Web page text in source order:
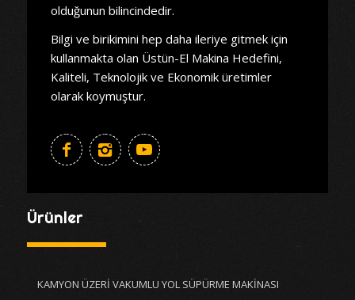
olduğunun bilincindedir.
Bilgi ve birikimini hep daha ileriye gitmek için
kullanmakta olan Üstün-El Makina Hedefini,
Kaliteli, Teknolojik ve Ekonomik üretimler
olarak koymuştur.
Ürünler
KAMYON ÜZERİ VAKUMLU YOL SÜPÜRME MAKİNASI